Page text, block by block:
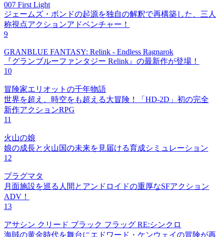
007 First Light
ジェームズ・ボンドの起源を独自の解釈で再構築した、三人
称視点アクションアドベンチャー！
9
GRANBLUE FANTASY: Relink - Endless Ragnarok
『グランブルーファンタジー Relink』の最新作が登場！
10
冒険家エリオットの千年物語
世界を超え、時空をも超える大冒険！「HD-2D」初の完全
新作アクションRPG
11
火山の娘
娘の成長と火山国の未来を見届ける育成シミュレーション
12
プラグマタ
月面施設を巡る人間とアンドロイドの重厚なSFアクション
ADV！
13
アサシン クリード ブラック フラッグ RE:シンクロ
海賊の黄金時代を舞台にエドワード・ケンウェイの冒険が再